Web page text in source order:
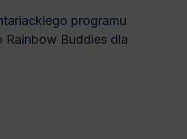
programu
Rainbow Buddies dla